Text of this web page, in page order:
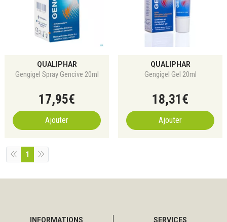
QUALIPHAR
Gengigel Spray Gencive 20ml
17,95€
Ajouter
QUALIPHAR
Gengigel Gel 20ml
18,31€
Ajouter
1
INFORMATIONS SERVICES